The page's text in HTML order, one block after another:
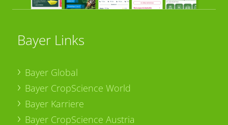
Bayer Links
Bayer Global
Bayer CropScience World
Bayer Karriere
Bayer CropScience Austria